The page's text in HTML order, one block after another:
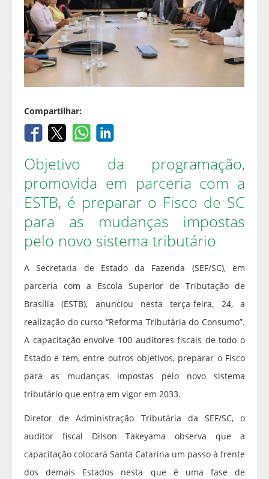
Compartilhar:
Objetivo da programação,
promovida em parceria com a
ESTB, é preparar o Fisco de SC
para as mudanças impostas
pelo novo sistema tributário
A Secretaria de Estado da Fazenda (SEF/SC), em
parceria com a Escola Superior de Tributação de
Brasília (ESTB), anunciou nesta terça-feira, 24, a
realização do curso “Reforma Tributária do Consumo”.
A capacitação envolve 100 auditores fiscais de todo o
Estado e tem, entre outros objetivos, preparar o Fisco
para as mudanças impostas pelo novo sistema
tributário que entra em vigor em 2033.
Diretor de Administração Tributária da SEF/SC, o
auditor fiscal Dilson Takeyama observa que a
capacitação colocará Santa Catarina um passo à frente
dos demais Estados nesta que é uma fase de